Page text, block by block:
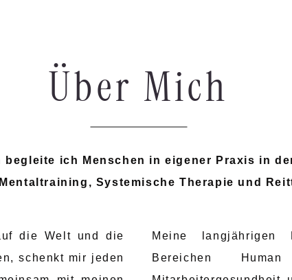
Über Mich
begleite ich Menschen in eigener Praxis in
Systemische Therapie und
die Welt und die
schenkt mir jeden
Meine langjährigen
Bereichen